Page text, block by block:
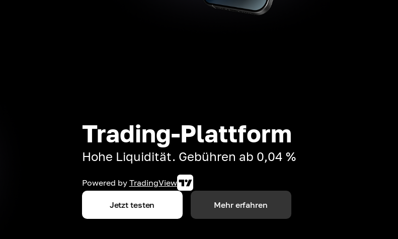
Trading-Plattform
Hohe Liquidität. Gebühren ab 0,04 %
Powered by TradingView
Jetzt testen Mehr erfahren